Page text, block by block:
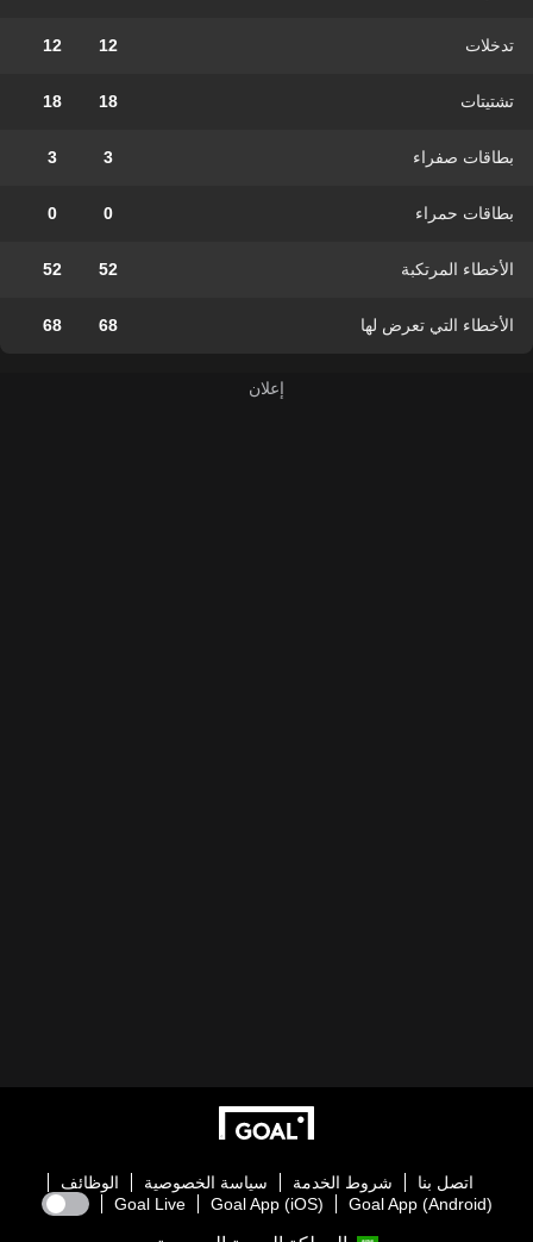
تدخلات 12
12
تشتيتات 18
18
بطاقات صفراء 3
3
بطاقات حمراء 0
0
الأخطاء المرتكبة 52
52
الأخطاء التي تعرض لها 68
68
اتصل بنا شروط الخدمة سياسة الخصوصية
الوظائف
Goal App (Android)
Goal App (iOS)
Goal Live